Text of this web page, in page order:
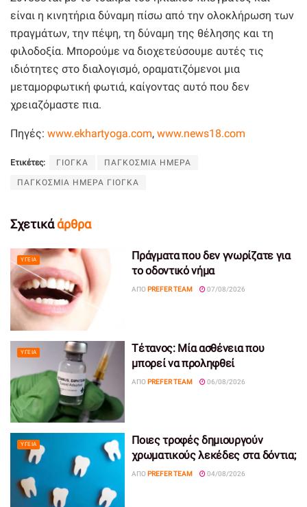
είναι η κινητήρια δύναμη πίσω από την ολοκλήρωση των
πραγμάτων, την πέψη, τη δύναμη της θέλησης και τη
φιλοδοξία. Μπορούμε να διοχετεύσουμε αυτές τις
ιδιότητες στο διαλογισμό, οραματιζόμενοι μια
μεταμορφωτική φωτιά, καίγοντας αυτό που δεν
χρειαζόμαστε πια.
Πηγές: www.ekhartyoga.com, www.news18.com
Ετικέτες: ΓΙΟΓΚΑ ΠΑΓΚΟΣΜΙΑ ΗΜΕΡΑ
ΠΑΓΚΟΣΜΙΑ ΗΜΕΡΑ ΓΙΟΓΚΑ
Σχετικάάρθρα
ΥΓΕΊΑ
Πράγματα που δεν γνωρίζατε για
το οδοντικό νήμα
ΑΠΌ PREFER TEAM 07/08/2026
ΥΓΕΊΑ
Τέτανος: Μία ασθένεια που
μπορεί να προληφθεί
ΑΠΌ PREFER TEAM 06/08/2026
ΥΓΕΊΑ
Ποιες τροφές δημιουργούν
χρωματικούς λεκέδες στα δόντια;
ΑΠΌ PREFER TEAM 04/08/2026